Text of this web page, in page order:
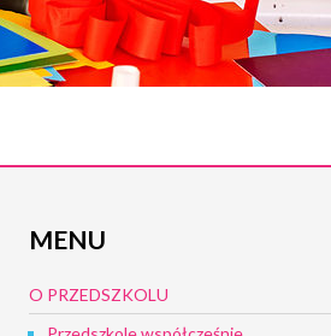
MENU
O PRZEDSZKOLU